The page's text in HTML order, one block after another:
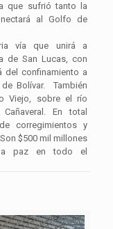
que sufrió tanto la
al Golfo de
vía que unirá a
de San Lucas, con
del confinamiento a
Bolívar. También
Viejo, sobre el río
En total
corregimientos y
Son$500 mil millones
paz en todo el